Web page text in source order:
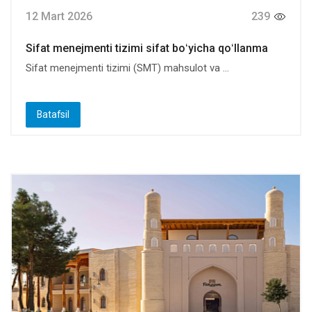
12 Mart 2026 239
Sifat menejmenti tizimi sifat boʻyicha qoʻllanma
Sifat menejmenti tizimi (SMT) mahsulot va ...
Batafsil